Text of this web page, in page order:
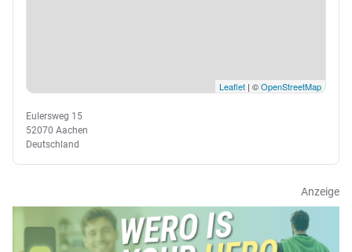
Leaflet | ©OpenStreetMap
Eulersweg 15
52070 Aachen
Deutschland
Anzeige